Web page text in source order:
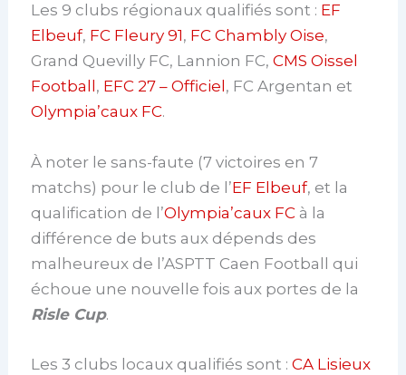
Les 9 clubs régionaux qualifiés sont : EF
Elbeuf, FC Fleury 91, FC Chambly Oise,
Grand Quevilly FC, Lannion FC,CMS Oissel
Football , EFC 27 – Officiel , FC Argentan et
Olympia’caux FC.
À noter le sans-faute (7 victoires en 7
matchs) pour le club de l’EF Elbeuf, et la
qualification de l’Olympia’caux FC à la
différence de buts aux dépends des
malheureux de l’ASPTT Caen Football qui
échoue une nouvelle fois aux portes de la
Risle Cup.
Les 3 clubs locaux qualifiés sont :CA Lisieux